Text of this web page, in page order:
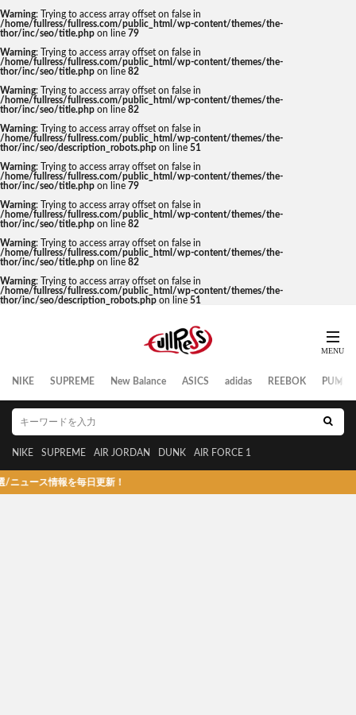
Warning: Trying to access array offset on false in
/home/fullress/fullress.com/public_html/wp-content/themes/the-
thor/inc/seo/title.php on line 79
Warning: Trying to access array offset on false in
/home/fullress/fullress.com/public_html/wp-content/themes/the-
thor/inc/seo/title.php on line 82
Warning: Trying to access array offset on false in
/home/fullress/fullress.com/public_html/wp-content/themes/the-
thor/inc/seo/title.php on line 82
Warning: Trying to access array offset on false in
/home/fullress/fullress.com/public_html/wp-content/themes/the-
thor/inc/seo/description_robots.php on line 51
Warning: Trying to access array offset on false in
/home/fullress/fullress.com/public_html/wp-content/themes/the-
thor/inc/seo/title.php on line 79
Warning: Trying to access array offset on false in
/home/fullress/fullress.com/public_html/wp-content/themes/the-
thor/inc/seo/title.php on line 82
Warning: Trying to access array offset on false in
/home/fullress/fullress.com/public_html/wp-content/themes/the-
thor/inc/seo/title.php on line 82
Warning: Trying to access array offset on false in
/home/fullress/fullress.com/public_html/wp-content/themes/the-
thor/inc/seo/description_robots.php on line 51
NIKE SUPREME New Balance ASICS adidas REEBOK PUMA
NIKE SUPREME AIR JORDAN DUNK AIR FORCE 1
情報を毎日更新！